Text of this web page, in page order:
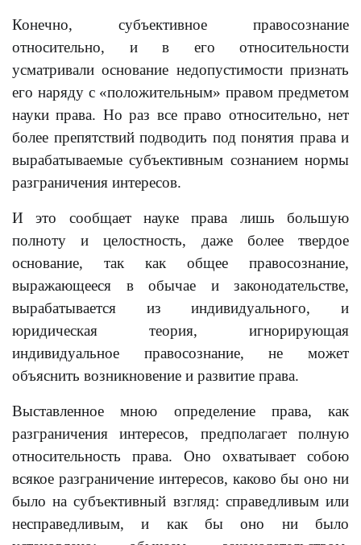
Конечно, субъективное правосознание
относительно, и в его относительности
усматривали основание недопустимости признать
его наряду с «положительным» правом предметом
науки права. Но раз все право относительно, нет
более препятствий подводить под понятия права и
вырабатываемые субъективным сознанием нормы
разграничения интересов.
И это сообщает науке права лишь большую
полноту и целостность, даже более твердое
основание, так как общее правосознание,
выражающееся в обычае и законодательстве,
вырабатывается из индивидуального, и
юридическая теория, игнорирующая
индивидуальное правосознание, не может
объяснить возникновение и развитие права.
Выставленное мною определение права, как
разграничения интересов, предполагает полную
относительность права. Оно охватывает собою
всякое разграничение интересов, каково бы оно ни
было на субъективный взгляд: справедливым или
несправедливым, и как бы оно ни было